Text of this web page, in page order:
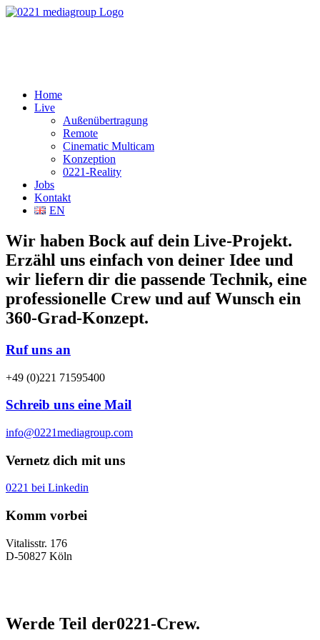
Home
Live
Außenübertragung
Remote
Cinematic Multicam
Konzeption
0221-Reality
Jobs
Kontakt
EN
Wir haben Bock auf dein Live-Projekt.
Erzähl uns einfach von deiner Idee und
wir liefern dir die passende Technik, eine
professionelle Crew und auf Wunsch ein
360-Grad-Konzept.
Ruf uns an
+49 (0)221 71595400
Schreib uns eine Mail
info@0221mediagroup.com
Vernetz dich mit uns
0221 bei Linkedin
Komm vorbei
Vitalisstr. 176
D-50827 Köln
Werde Teil der0221-Crew.